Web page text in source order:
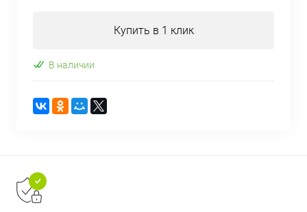
Купить в 1 клик
В наличии